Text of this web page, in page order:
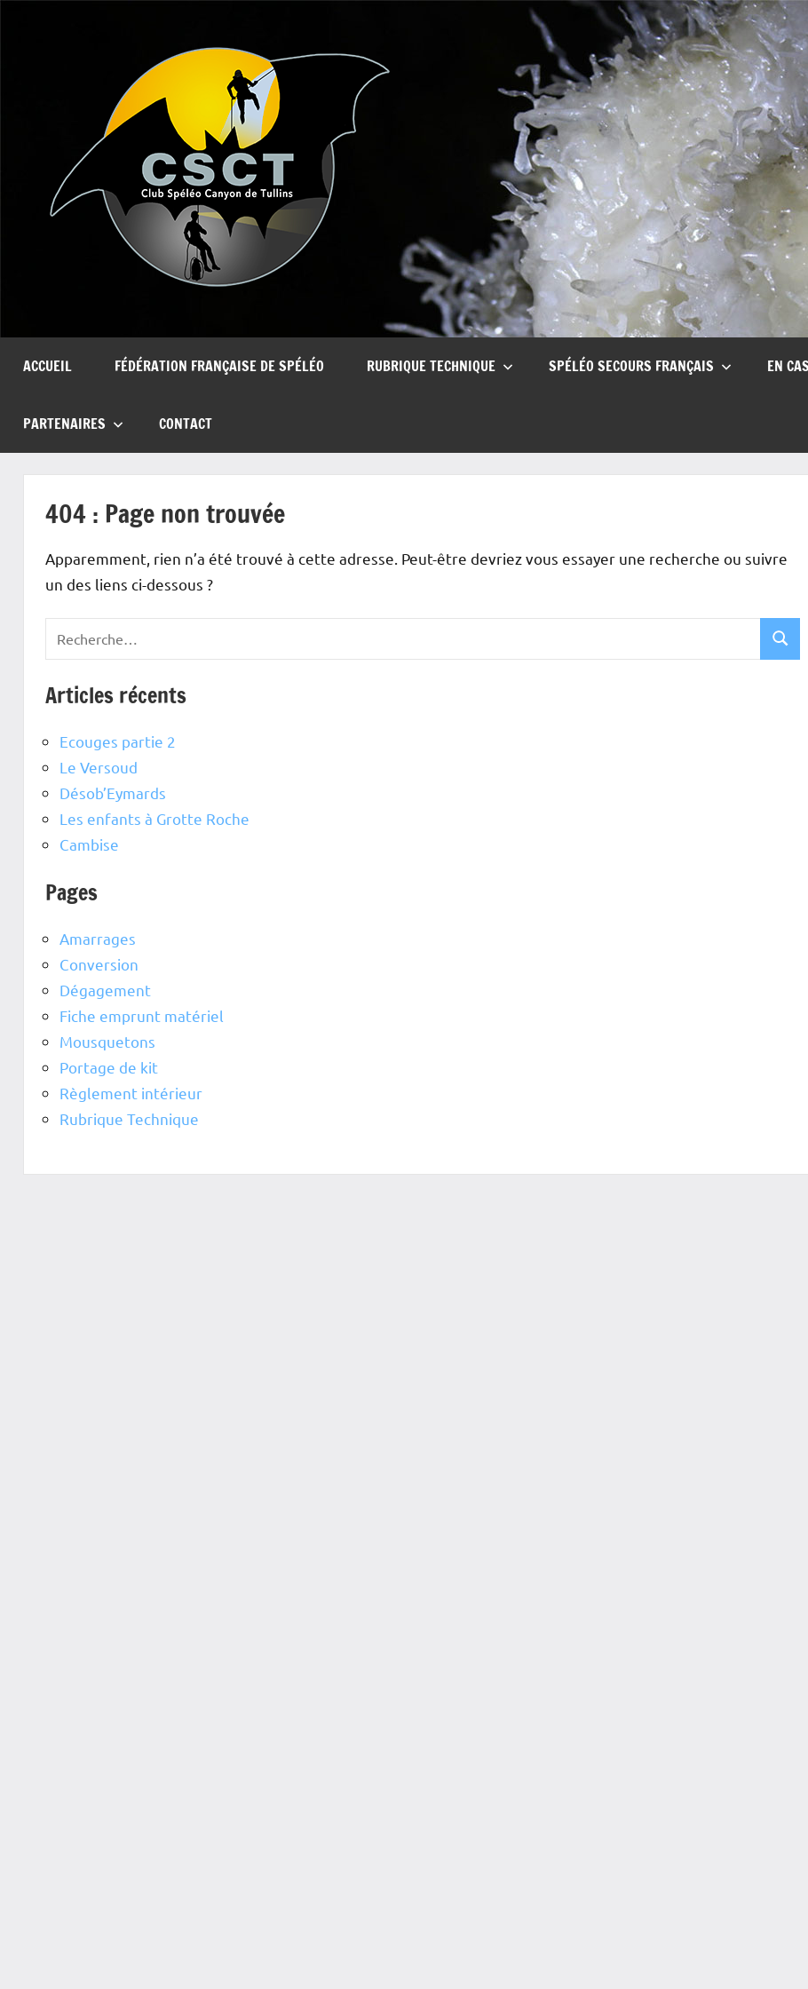
de
Tullins
ACCUEIL FÉDÉRATION FRANÇAISE DE SPÉLÉO RUBRIQUE TECHNIQUE SPÉLÉO SECOURS FRANÇAIS EN
PARTENAIRES CONTACT
404 : Page non trouvée
Apparemment, rien n’a été trouvé à cette adresse. Peut-être devriez vous essayer une recherche ou suivre
un des liens ci-dessous ?
Articles récents
Ecouges partie 2
Le Versoud
Désob’Eymards
Les enfants à Grotte Roche
Cambise
Pages
Amarrages
Conversion
Dégagement
Fiche emprunt matériel
Mousquetons
Portage de kit
Règlement intérieur
Rubrique Technique